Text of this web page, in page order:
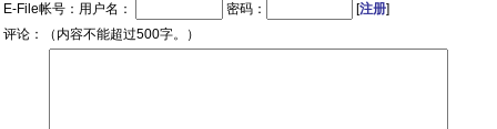
E-File帐号：用户名：
密码： [注册]
评论：（内容不能超过500字。）